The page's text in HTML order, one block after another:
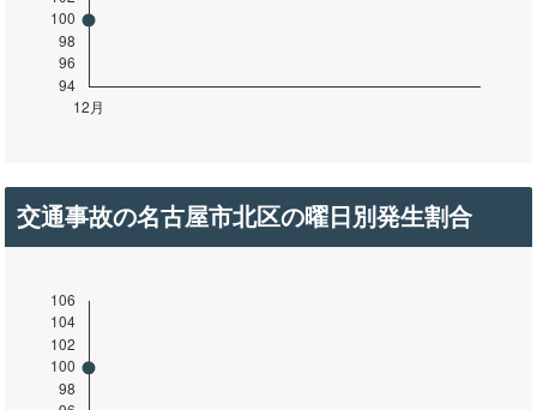
交通事故の名古屋市北区の曜日別発生割合